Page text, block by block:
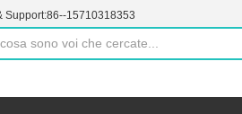
Support:86--15710318353